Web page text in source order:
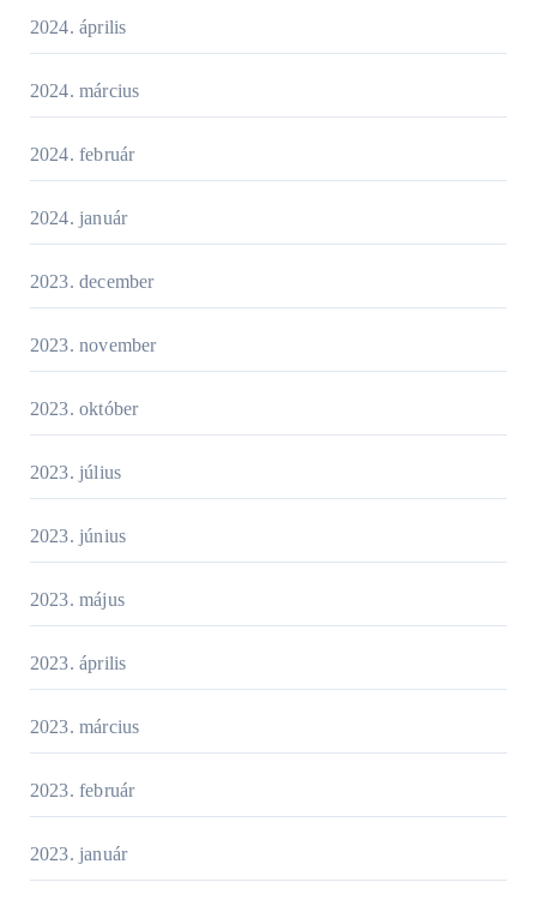
2024. április
2024. március
2024. február
2024. január
2023. december
2023. november
2023. október
2023. július
2023. június
2023. május
2023. április
2023. március
2023. február
2023. január